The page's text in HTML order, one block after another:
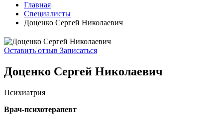
Главная
Специалисты
Доценко Сергей Николаевич
Оставить отзыв Записаться
Доценко Сергей Николаевич
Психиатрия
Врач-психотерапевт